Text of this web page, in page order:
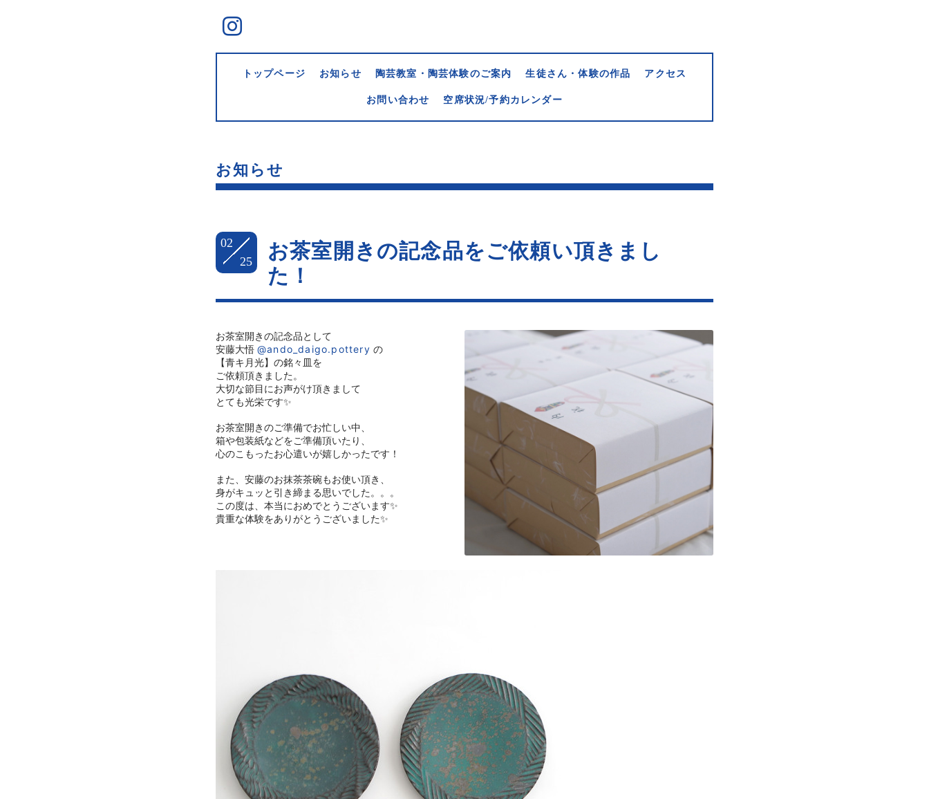
トップページ お知らせ 陶芸教室・陶芸体験のご案内 生徒さん・体験の作品 アクセス
お問い合わせ 空席状況/予約カレンダー
お知らせ
02
25
お茶室開きの記念品をご依頼い頂きまし
た！
お茶室開きの記念品として
安藤大悟 @ando_daigo.pottery の
【青キ月光】の銘々皿を
ご依頼頂きました。
大切な節目にお声がけ頂きまして
とても光栄です✨
お茶室開きのご準備でお忙しい中、
箱や包装紙などをご準備頂いたり、
心のこもったお心遣いが嬉しかったです！
また、安藤のお抹茶茶碗もお使い頂き、
身がキュッと引き締まる思いでした。。。
この度は、 本当におめでとうございます✨
貴重な体験をありがとうございました✨